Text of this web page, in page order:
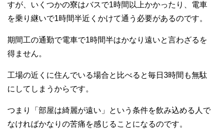
すが、いくつかの寮はバスで1時間以上かかったり、電車
を乗り継いで1時間半近くかけて通う必要があるのです。
期間工の通勤で電車で1時間半はかなり遠いと言わざるを
得ません。
工場の近くに住んでいる場合と比べると毎日3時間も無駄
にしてしまうからです。
つまり「部屋は綺麗が遠い」という条件を飲み込める人で
なければかなりの苦痛を感じることになるのです。